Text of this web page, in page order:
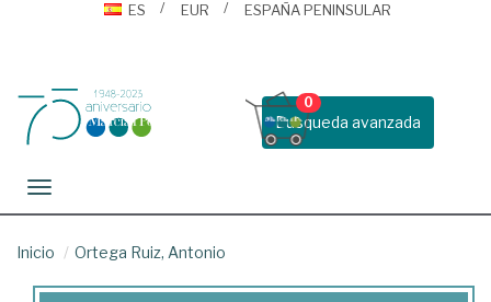
ES
EUR ESPAÑA PENINSULAR
Busqueda avanzada
0
Toggle navigation
Inicio Ortega Ruiz, Antonio